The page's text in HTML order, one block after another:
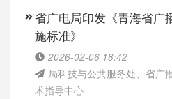
省广电局印发《青海省广
施标准》
2026-02-06 18:42
局科技与公共服务处、省广
术指导中心